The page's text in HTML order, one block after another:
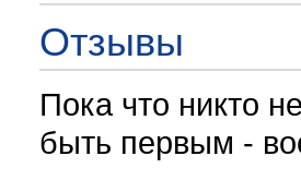
Отзывы
Пока что никто
быть первым -